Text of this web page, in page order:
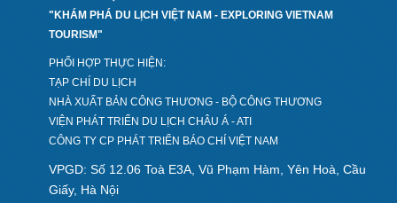
"KHÁM PHÁ DU LỊCH VIỆT NAM - EXPLORING VIETNAM
TOURISM"
PHỐI HỢP THỰC HIỆN:
TẠP CHÍ DU LỊCH
NHÀ XUẤT BẢN CÔNG THƯƠNG - BỘ CÔNG THƯƠNG
VIỆN PHÁT TRIỂN DU LỊCH CHÂU Á - ATI
CÔNG TY CP PHÁT TRIỂN BÁO CHÍ VIỆT NAM
VPGD: Số 12.06 Toà E3A, Vũ Phạm Hàm, Yên Hoà, Cầu
Giấy, Hà Nội